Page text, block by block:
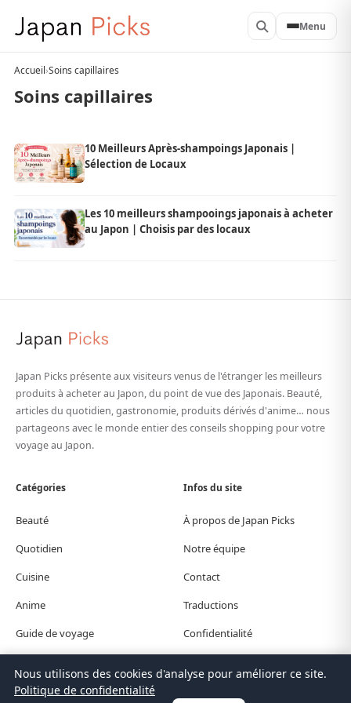
Menu
Accueil›Soins capillaires
Soins capillaires
10 Meilleurs Après-shampoings Japonais |
Sélection de Locaux
Les 10 meilleurs shampooings japonais à acheter
au Japon | Choisis par des locaux
Japan Picks présente aux visiteurs venus de l'étranger les meilleurs
produits à acheter au Japon, du point de vue des Japonais. Beauté,
articles du quotidien, gastronomie, produits dérivés d'anime… nous
partageons avec le monde entier des conseils shopping pour votre
voyage au Japon.
Catégories
Beauté
Quotidien
Cuisine
Anime
Guide de voyage
Infos du site
À propos de Japan Picks
Notre équipe
Contact
Traductions
Confidentialité
© Japan Picks. All Rights Reserved.
Nous utilisons des cookies d'analyse pour améliorer ce site.
Politique de confidentialité